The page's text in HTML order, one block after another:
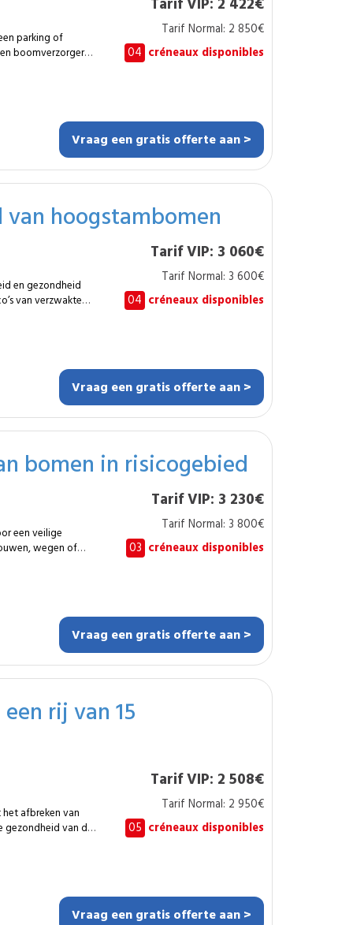
parking of
boomverzorger
is de doorgang te
of
wanneer een
bedrijfscontinuïteit
interventie.
Tarif Normal: 2 850€
04 créneaux disponibles
Vraag een gratis offerte aan >
hoogstambomen
en gezondheid
van verzwakte
kroon. De
bij slecht weer te
zowel binnen een
van volwassen
en evenwichtig
meer veiligheid
Tarif VIP: 3 060€
Tarif Normal: 3 600€
04 créneaux disponibles
Vraag een gratis offerte aan >
bomen in risicogebied
een veilige
wegen of
om veilig te
waar
Het
klaar voor gebruik.
Hoe vaak?
Tarif VIP: 3 230€
Tarif Normal: 3 800€
03 créneaux disponibles
Vraag een gratis offerte aan >
rij van 15
afbreken van
gezondheid van de
Tarif VIP: 2 508€
Tarif Normal: 2 950€
05 créneaux disponibles
Vraag een gratis offerte aan >